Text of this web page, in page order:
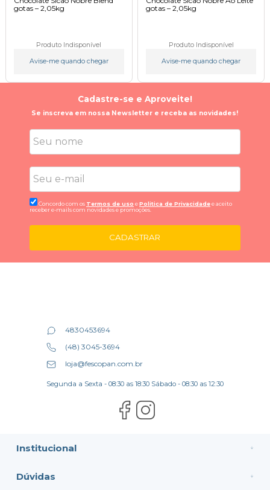
gotas – 2,05kg
Produto Indisponível
Avise-me quando chegar
gotas – 2,05kg
Produto Indisponível
Avise-me quando chegar
Cadastre-se e Aproveite!
Se inscreva em nossa Newsletter e receba as novidades!
Concordo com os Termos de uso ePolitica de Privacidadee aceito
receber e-mails com novidades e promoções.
CADASTRAR
Institucional
Dúvidas
4830453694
(48) 3045-3694
loja@fescopan.com.br
Segunda a Sexta - 08:30 as 18:30 Sábado - 08:30 as 12:30